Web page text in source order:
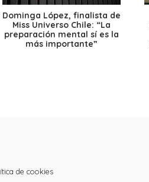
Dominga López, finalista de
Miss Universo Chile: “La
preparación mental sí es la
más importante”
de cookies